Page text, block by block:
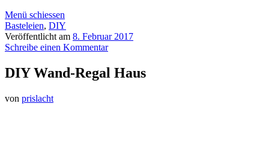
Menü schiessen
Basteleien, DIY
Veröffentlicht am 8. Februar 2017
Schreibe einen Kommentar
DIY Wand-Regal Haus
von prislacht